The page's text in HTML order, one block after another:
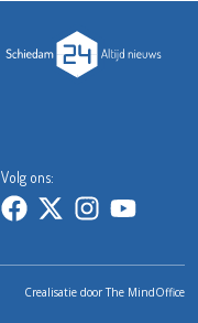
Volg ons:
Crealisatie doorThe MindOffice